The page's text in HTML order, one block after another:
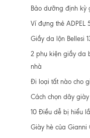
Bảo dưỡng định kỳ
Ví đựng thẻ ADPEL
Giầy da lộn Bellesi
2 phụ kiện giầy da
nhà
Đi loại tất nào cho
Cách chọn dây
10 Điều dễ bị hiểu
Giày hè của Gianni